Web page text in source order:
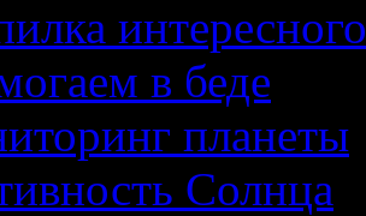
интересного
в беде
планеты
Солнца